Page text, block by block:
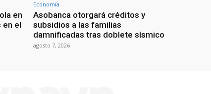
en
en el
Economía
Asobanca otorgará créditos y
subsidios a las familias
damnificadas tras doblete sísmico
agosto 7, 2026